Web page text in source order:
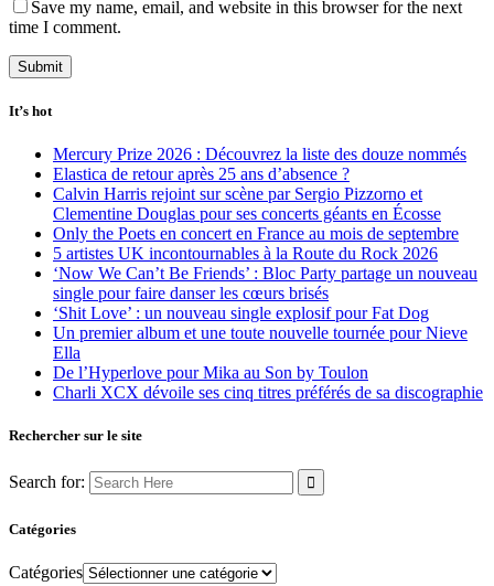
Save my name, email, and website in this browser for the next
time I comment.
It’s hot
Mercury Prize 2026 : Découvrez la liste des douze nommés
Elastica de retour après 25 ans d’absence ?
Calvin Harris rejoint sur scène par Sergio Pizzorno et
Clementine Douglas pour ses concerts géants en Écosse
Only the Poets en concert en France au mois de septembre
5 artistes UK incontournables à la Route du Rock 2026
‘Now We Can’t Be Friends’ : Bloc Party partage un nouveau
single pour faire danser les cœurs brisés
‘Shit Love’ : un nouveau single explosif pour Fat Dog
Un premier album et une toute nouvelle tournée pour Nieve
Ella
De l’Hyperlove pour Mika au Son by Toulon
Charli XCX dévoile ses cinq titres préférés de sa discographie
Rechercher sur le site
Search for:
Catégories
Catégories